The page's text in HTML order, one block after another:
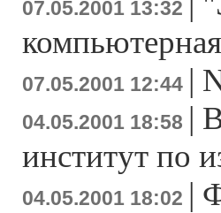
07.05.2001 13:32
07.05.2001 12:44 |
04.05.2001 18:58 |
институт по
04.05.2001 18:02 |